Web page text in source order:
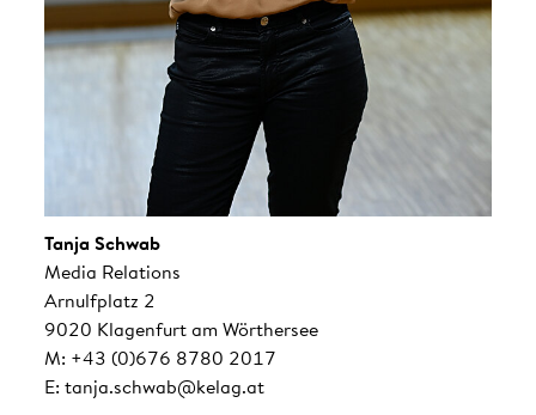
Tanja Schwab
Media Relations
Arnulfplatz 2
9020 Klagenfurt am Wörthersee
M: +43 (0)676 8780 2017
E: tanja.schwab@kelag.at